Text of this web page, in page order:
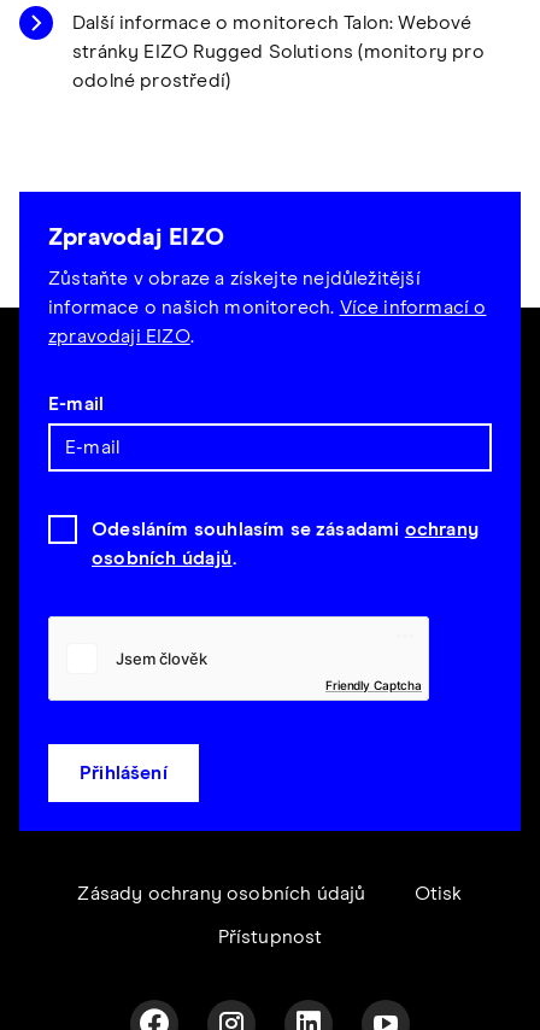
Další informace o monitorech Talon: Webové
stránky EIZO Rugged Solutions (monitory pro
odolné prostředí)
Zpravodaj EIZO
Zůstaňte v obraze a získejte nejdůležitější
informace o našich monitorech. Více informací o
zpravodaji EIZO.
E-mail
Odesláním souhlasím se zásadami ochrany
osobních údajů.
Friendly Captcha
Přihlášení
Zásady ochrany osobních údajů Otisk
Přístupnost